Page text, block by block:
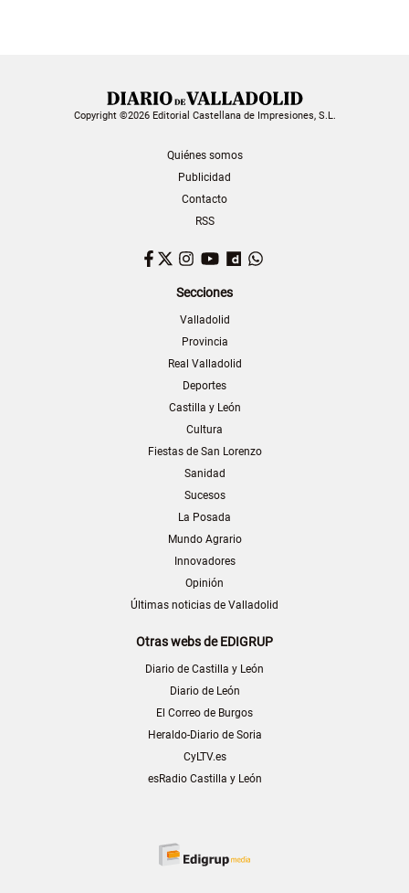
Copyright ©2026 Editorial Castellana de Impresiones, S.L.
Quiénes somos
Publicidad
Contacto
RSS
Facebook
TwitterInstagram
YouTubeDailymotion
Secciones
Valladolid
Provincia
Real Valladolid
Deportes
Castilla y León
Cultura
Fiestas de San Lorenzo
Sanidad
Sucesos
La Posada
Mundo Agrario
Innovadores
Opinión
Últimas noticias de Valladolid
Otras webs de EDIGRUP
Diario de Castilla y León
Diario de León
El Correo de Burgos
Heraldo-Diario de Soria
CyLTV.es
esRadio Castilla y León